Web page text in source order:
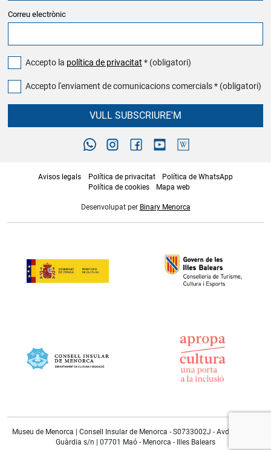
Correu electrònic
Accepto la política de privacitat * (obligatori)
Accepto l'enviament de comunicacions comercials * (obligatori)
VULL SUBSCRIURE'M
Avisos legals Política de privacitat
Política de WhatsApp
Política de cookies
Mapa web
Desenvolupat per Binary Menorca
Museu de Menorca | Consell Insular de Menorca - S0733002J - Avda. Doctor
Guàrdia s/n | 07701 Maó - Menorca - Illes Balears